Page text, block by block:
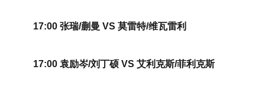
17:00 张瑞/蒯曼 VS 莫雷特/维瓦雷利
17:00 袁励岑/刘丁硕 VS 艾利克斯/菲利克斯